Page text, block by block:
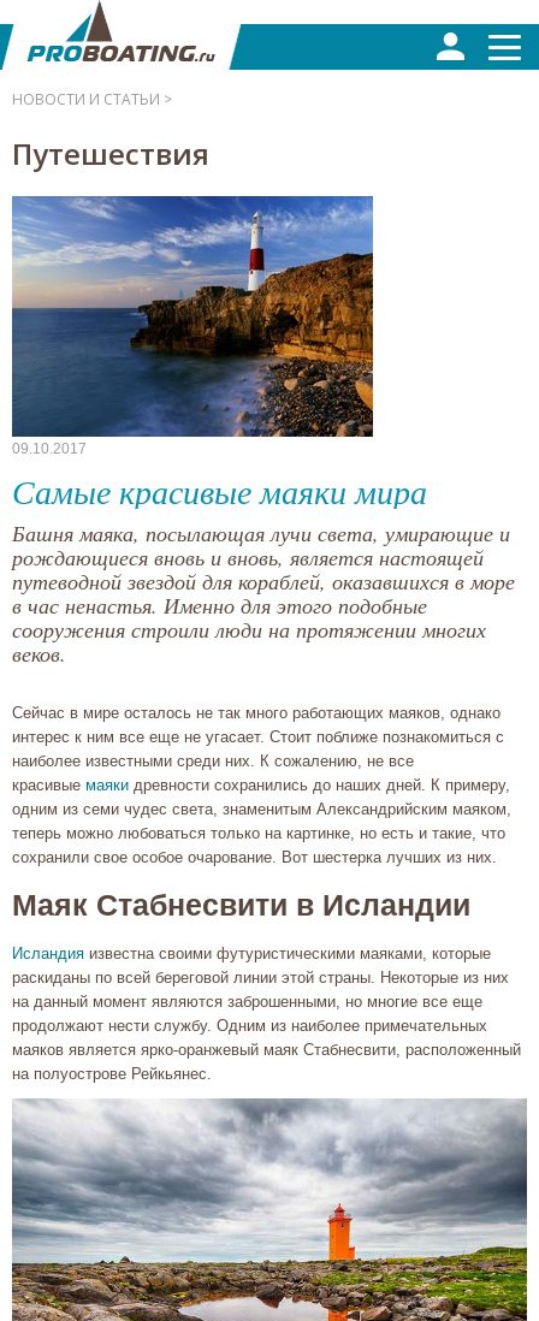
НОВОСТИ И СТАТЬИ >
Путешествия
09.10.2017
Самые красивые маяки мира
Башня маяка, посылающая лучи света, умирающие и
рождающиеся вновь и вновь, является настоящей
путеводной звездой для кораблей, оказавшихся в море
в час ненастья. Именно для этого подобные
сооружения строили люди на протяжении многих
веков.
Сейчас в мире осталось не так много работающих маяков, однако
интерес к ним все еще не угасает. Стоит поближе познакомиться с
наиболее известными среди них. К сожалению, не все
красивые маяки древности сохранились до наших дней. К примеру,
одним из семи чудес света, знаменитым Александрийским маяком,
теперь можно любоваться только на картинке, но есть и такие, что
сохранили свое особое очарование. Вот шестерка лучших из них.
Маяк Стабнесвити в Исландии
Исландия известна своими футуристическими маяками, которые
раскиданы по всей береговой линии этой страны. Некоторые из них
на данный момент являются заброшенными, но многие все еще
продолжают нести службу. Одним из наиболее примечательных
маяков является ярко-оранжевый маяк Стабнесвити, расположенный
на полуострове Рейкьянес.